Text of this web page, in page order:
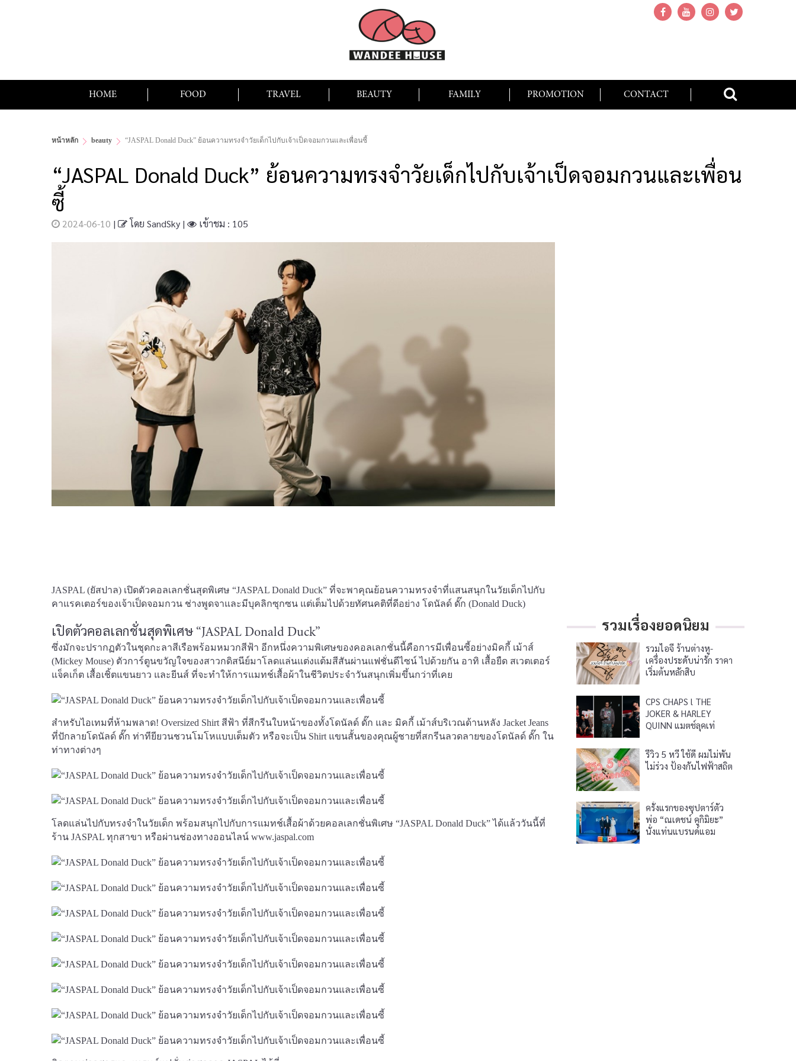
HOME FOOD TRAVEL BEAUTY FAMILY PROMOTION CONTACT
หน้าหลัก beauty “JASPAL Donald Duck” ย้อนความทรงจำวัยเด็กไปกับเจ้าเป็ดจอมกวนและเพื่อนซี้
“JASPAL Donald Duck” ย้อนความทรงจำวัยเด็กไปกับเจ้าเป็ดจอมกวนและเพื่อน
ซี้
2024-06-10 | โดย SandSky | เข้าชม : 105
JASPAL (ยัสปาล) เปิดตัวคอลเลกชั่นสุดพิเศษ “JASPAL Donald Duck” ที่จะพาคุณย้อนความทรงจำที่แสนสนุกในวัยเด็กไปกับ
คาแรคเตอร์ของเจ้าเป็ดจอมกวน ช่างพูดจาและมีบุคลิกซุกซน แต่เต็มไปด้วยทัศนคติที่ดีอย่าง โดนัลด์ ดั๊ก (Donald Duck)
เปิดตัวคอลเลกชั่นสุดพิเศษ “JASPAL Donald Duck”
ซึ่งมักจะปรากฏตัวในชุดกะลาสีเรือพร้อมหมวกสีฟ้า อีกหนึ่งความพิเศษของคอลเลกชั่นนี้คือการมีเพื่อนซี้อย่างมิคกี้ เม้าส์
(Mickey Mouse) ตัวการ์ตูนขวัญใจของสาวกดิสนีย์มาโลดแล่นแต่งแต้มสีสันผ่านแฟชั่นดีไซน์ ไปด้วยกัน อาทิ เสื้อยืด สเวตเตอร์
แจ็คเก็ต เสื้อเชิ้ตแขนยาว และยีนส์ ที่จะทำให้การแมทช์เสื้อผ้าในชีวิตประจำวันสนุกเพิ่มขึ้นกว่าที่เคย
สำหรับไอเทมที่ห้ามพลาด! Oversized Shirt สีฟ้า ที่สีกรีนใบหน้าของทั้งโดนัลด์ ดั๊ก และ มิคกี้ เม้าส์บริเวณด้านหลัง Jacket Jeans
ที่ปักลายโดนัลด์ ดั๊ก ท่าทียียวนชวนโมโหแบบเต็มตัว หรือจะเป็น Shirt แขนสั้นของคุณผู้ชายที่สกรีนลวดลายของโดนัลด์ ดั๊ก ใน
ท่าทางต่างๆ
โลดแล่นไปกับทรงจำในวัยเด็ก พร้อมสนุกไปกับการแมทช์เสื้อผ้าด้วยคอลเลกชั่นพิเศษ “JASPAL Donald Duck” ได้แล้ววันนี้ที่
ร้าน JASPAL ทุกสาขา หรือผ่านช่องทางออนไลน์ www.jaspal.com
รวมเรื่องยอดนิยม
รวมไอจี ร้านต่างหู-
เครื่องประดับน่ารัก ราคา
เริ่มต้นหลักสิบ
CPS CHAPS l THE
JOKER & HARLEY
QUINN แมตช์ลุคเท่
ละครไอคอนิกสุดฮิตจาก
ภาพยนตร์ฟอร์มยักษ์
รีวิว 5 หวี ใช้ดี ผมไม่พัน
ไม่ร่วง ป้องกันไฟฟ้าสถิต
ครั้งแรกของซุปตาร์ตัว
พ่อ “ณเดชน์ คูกิมิยะ”
นั่งแท่นแบรนด์แอม